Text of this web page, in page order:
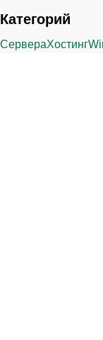
Категорий
СервераХостинг